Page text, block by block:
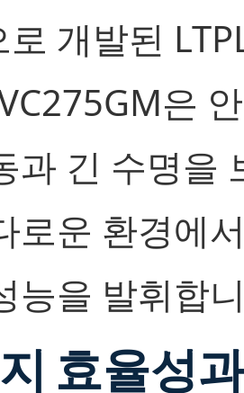
개발된
은
과 긴 수명을
로운 환경에
능을 발휘합
효율성